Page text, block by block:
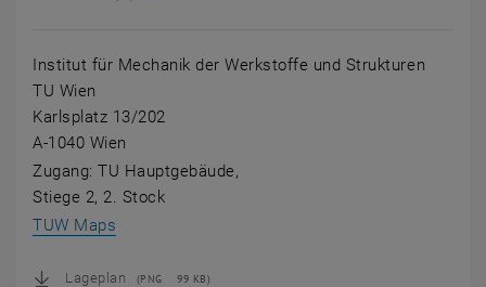
Institut für Mechanik der Werkstoffe und Strukturen
TU Wien
Karlsplatz 13/202
A-1040 Wien
Zugang: TU Hauptgebäude,
Stiege 2, 2. Stock
TUW Maps
Lageplan (PNG 99 KB)